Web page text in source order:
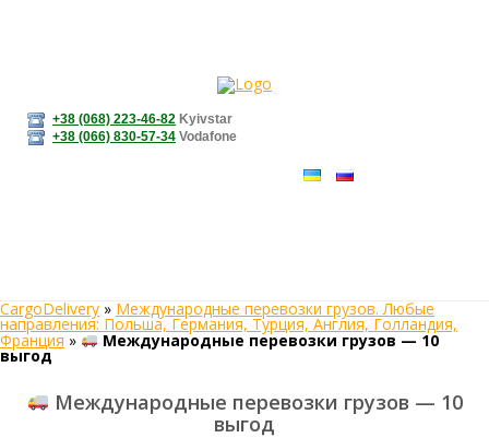
+38 (068) 223-46-82 Kyivstar
+38 (066) 830-57-34 Vodafone
CargoDelivery » Международные перевозки грузов. Любые
направления: Польша, Германия, Турция, Англия, Голландия,
Франция » Международные перевозки грузов — 10
выгод
Международные перевозки грузов — 10
выгод